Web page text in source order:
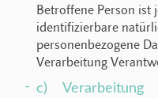
Betroffene Person ist
identifizierbare
personenbezogene
Verarbeitung
c) Verarbeitung